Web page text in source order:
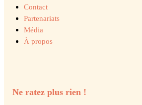
Contact
Partenariats
Média
À propos
Ne ratez plus rien !